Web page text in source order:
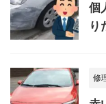
個
り
修